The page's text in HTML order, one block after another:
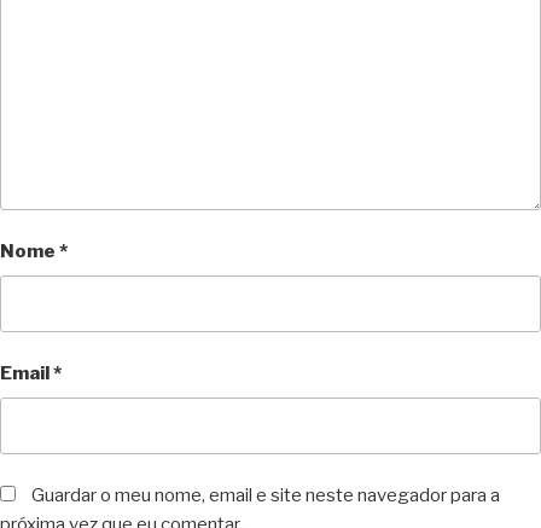
Nome *
Email*
Guardar o meu nome, email e site neste navegador para a